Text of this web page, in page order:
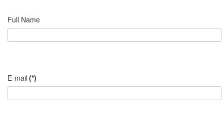
Full Name
E-mail (*)